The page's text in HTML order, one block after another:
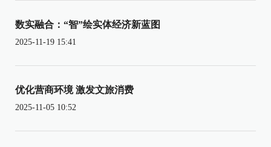
数实融合：“智”绘实体经济新蓝图
2025-11-19 15:41
优化营商环境 激发文旅消费
2025-11-05 10:52